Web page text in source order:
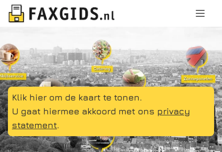
Klik hier om de kaart te tonen.
U gaat hiermee akkoord met ons privacy
statement.